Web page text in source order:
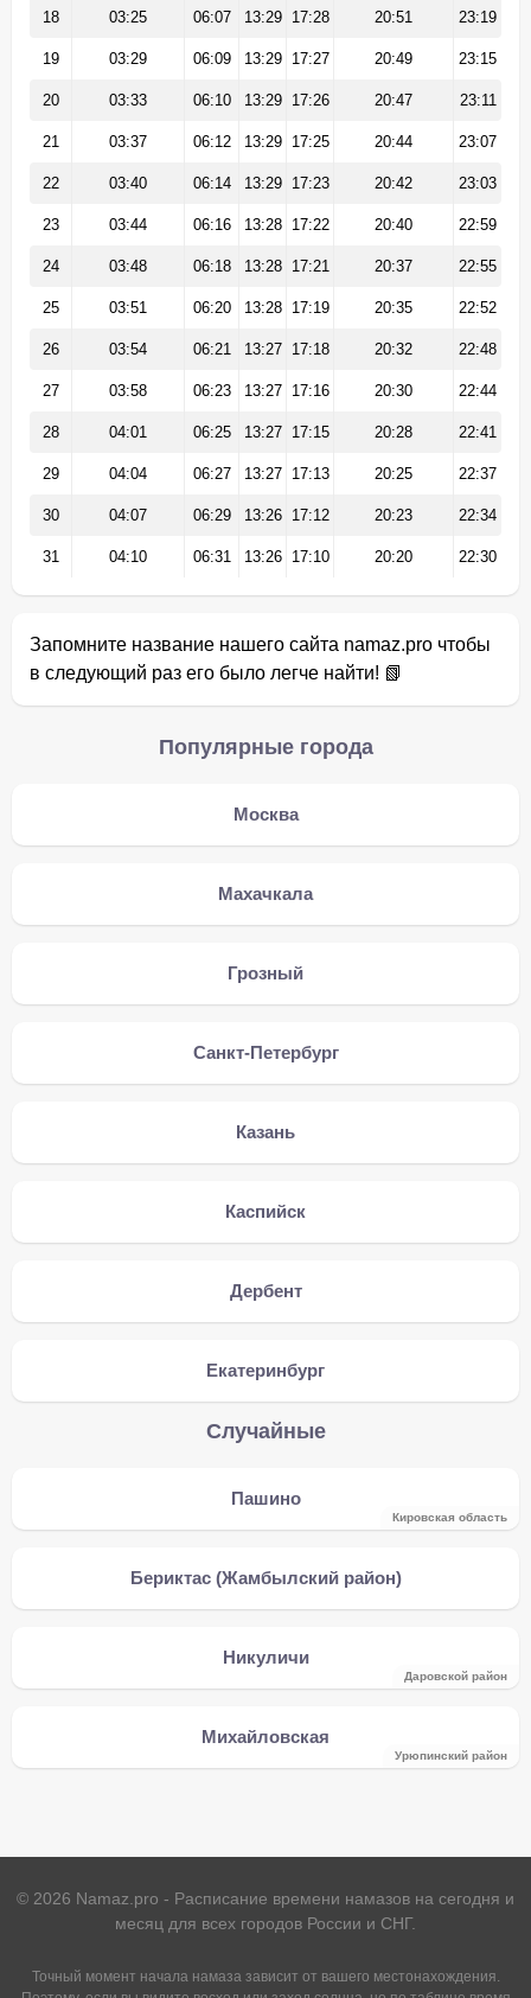
18 03:25 06:07 13:29 17:28 20:51 23:19
19 03:29 06:09 13:29 17:27 20:49 23:15
20 03:33 06:10 13:29 17:26 20:47 23:11
21 03:37 06:12 13:29 17:25 20:44 23:07
22 03:40 06:14 13:29 17:23 20:42 23:03
23 03:44 06:16 13:28 17:22 20:40 22:59
24 03:48 06:18 13:28 17:21 20:37 22:55
25 03:51 06:20 13:28 17:19 20:35 22:52
26 03:54 06:21 13:27 17:18 20:32 22:48
27 03:58 06:23 13:27 17:16 20:30 22:44
28 04:01 06:25 13:27 17:15 20:28 22:41
29 04:04 06:27 13:27 17:13 20:25 22:37
30 04:07 06:29 13:26 17:12 20:23 22:34
31 04:10 06:31 13:26 17:10 20:20 22:30
Запомните название нашего сайта namaz.pro чтобы
в следующий раз его было легче найти! 📗
Популярные города
Москва
Махачкала
Грозный
Санкт-Петербург
Казань
Каспийск
Дербент
Екатеринбург
Случайные
Пашино
Кировская область
Бериктас (Жамбылский район)
Никуличи
Даровской район
Михайловская
Урюпинский район
© 2026 Namaz.pro - Расписание времени намазов на сегодня и
месяц для всех городов России и СНГ.
Точный момент начала намаза зависит от вашего местонахождения.